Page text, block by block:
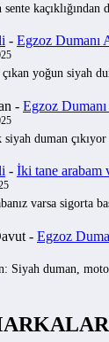
kaçıklığından
- Egzoz Dumanı
çıkan yoğun siyah
- Egzoz
siyah duman
- İki tane arabam
varsa sigorta
- Egzoz
Siyah duman,